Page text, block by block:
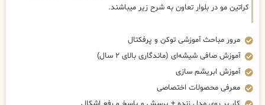
کراتین مو در بلوار تعاون به شرح زیر میباشند.
مرور مباحث آموزشی توکن و پرفکتال
آموزش صافی شیشه‌ای (ماندگاری بالای ۲ سال)
آموزش ابریشم سازی
معرفی محصولات اختصاصی